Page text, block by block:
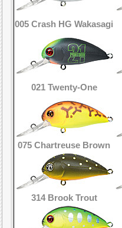
005 Crash HG Wakasagi
021 Twenty-One
075 Chartreuse Brown
314 Brook Trout